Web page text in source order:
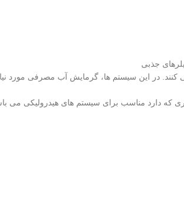
جذبی
در این سیستم ها، گرمایش آب مصرفی مورد
که دارد مناسب برای سیستم های هیدرولیکی می